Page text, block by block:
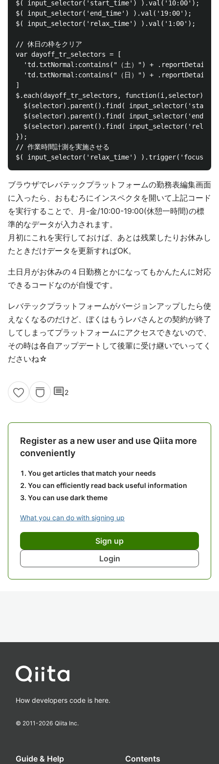
$( input_selector('start_time') ).val('10:00');
$( input_selector('end_time') ).val('19:00');
$( input_selector('relax_time') ).val('1:00');
// 休日の枠をクリア
var dayoff_tr_selectors = [
'td.txtNormal:contains("（土）") +
'td.txtNormal:contains("（日）") +
]
$.each(dayoff_tr_selectors, function(i,selector){
$(selector).parent().find(
$(selector).parent().find(
$(selector).parent().find(
});
// 作業時間計測を実施させる
ブラウザでレバテックプラットフォームの勤務表編集画面
に入ったら、おもむろにインスペクタを開いて上記コード
を実行することで、月-金/10:00-19:00(休憩一時間)の標
準的なデータが入力されます。
月初にこれを実行しておけば、あとは残業したりお休みし
たときだけデータを更新すればOK。
土日月がお休みの４日勤務とかになってもかんたんに対応
できるコードなのが自慢です。
レバテックプラットフォームがバージョンアップしたら使
えなくなるのだけど、ぼくはもうレバさんとの契約が終了
してしまってプラットフォームにアクセスできないので、
その時は各自アップデートして後輩に受け継いでいってく
ださいね☆
comment2
Register as a new user and use Qiita more
conveniently
You get articles that match your needs
You can efficiently read back useful information
You can use dark theme
What you can do with signing up
Sign up
Login
How developers code is here.
© 2011-2026 Qiita Inc.
Guide & Help Contents